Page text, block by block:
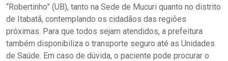
“Robertinho” (UB), tanto na Sede de Mucuri quanto no distrito
de Itabatã, contemplando os cidadãos das regiões
próximas. Para que todos sejam atendidos, a prefeitura
também disponibiliza o transporte seguro até as Unidades
de Saúde. Em caso de dúvida, o paciente pode procurar o